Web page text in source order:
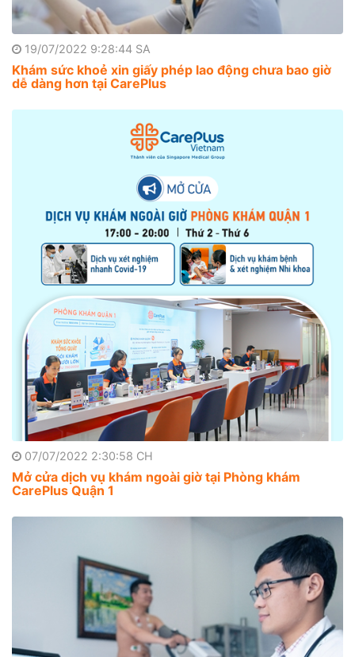
19/07/2022 9:28:44 SA
Khám sức khoẻ xin giấy phép lao động chưa bao giờ
dễ dàng hơn tại CarePlus
07/07/2022 2:30:58 CH
Mở cửa dịch vụ khám ngoài giờ tại Phòng khám
CarePlus Quận 1